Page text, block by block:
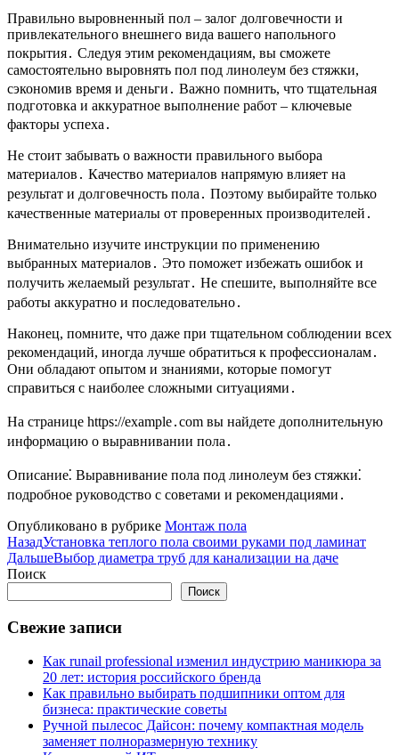
Правильно выровненный пол – залог долговечности и
привлекательного внешнего вида вашего напольного
покрытия․ Следуя этим рекомендациям, вы сможете
самостоятельно выровнять пол под линолеум без стяжки,
сэкономив время и деньги․ Важно помнить, что тщательная
подготовка и аккуратное выполнение работ – ключевые
факторы успеха․
Не стоит забывать о важности правильного выбора
материалов․ Качество материалов напрямую влияет на
результат и долговечность пола․ Поэтому выбирайте только
качественные материалы от проверенных производителей․
Внимательно изучите инструкции по применению
выбранных материалов․ Это поможет избежать ошибок и
получить желаемый результат․ Не спешите, выполняйте все
работы аккуратно и последовательно․
Наконец, помните, что даже при тщательном соблюдении всех
рекомендаций, иногда лучше обратиться к профессионалам․
Они обладают опытом и знаниями, которые помогут
справиться с наиболее сложными ситуациями․
На странице https://example․com вы найдете дополнительную
информацию о выравнивании пола․
Описание⁚ Выравнивание пола под линолеум без стяжки⁚
подробное руководство с советами и рекомендациями․
Опубликовано в рубрике Монтаж пола
НазадУстановка теплого пола своими руками под ламинат
ДальшеВыбор диаметра труб для канализации на даче
Поиск
Поиск
Свежие записи
Как runail professional изменил индустрию маникюра за
20 лет: история российского бренда
Как правильно выбирать подшипники оптом для
бизнеса: практические советы
Ручной пылесос Дайсон: почему компактная модель
заменяет полноразмерную технику